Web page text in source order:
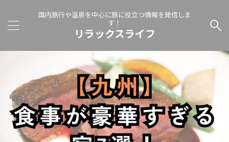
国内旅行や温泉を中心に旅に役立つ情報を発信しま
す！
リラックスライフ